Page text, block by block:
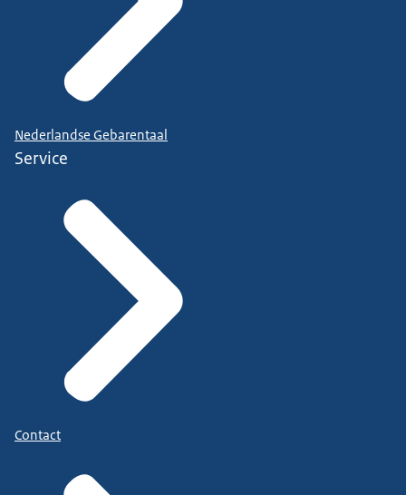
Nederlandse Gebarentaal
Service
Contact